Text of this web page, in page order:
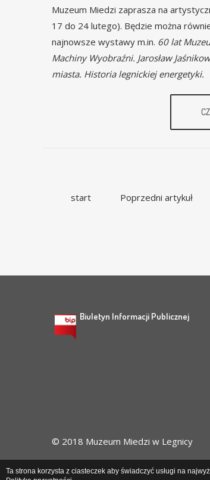
Muzeum Miedzi zaprasza na
17 do 24 lutego). Będzie można
najnowsze wystawy m.in. 60 lat
Machiny Wyobraźni. Jarosław
miasta. Historia legnickiej energetyki.
start Poprzedni artykuł
Biuletyn Informacji Publicznej
© 2018 Muzeum Miedzi w Legnicy
Ta strona korzysta z ciasteczek aby świadczyć usługi na